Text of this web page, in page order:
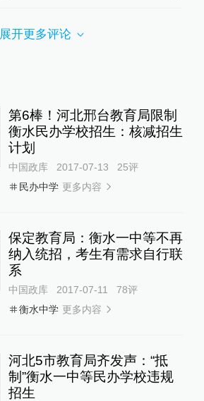
展开更多评论
第6棒！河北邢台教育局限制
衡水民办学校招生：核减招生
计划
中国政库 2017-07-13 25评
民办中学 更多内容
保定教育局：衡水一中等不再
纳入统招，考生有需求自行联
系
中国政库 2017-07-11 78评
衡水中学 更多内容
河北5市教育局齐发声：“抵
制”衡水一中等民办学校违规
招生